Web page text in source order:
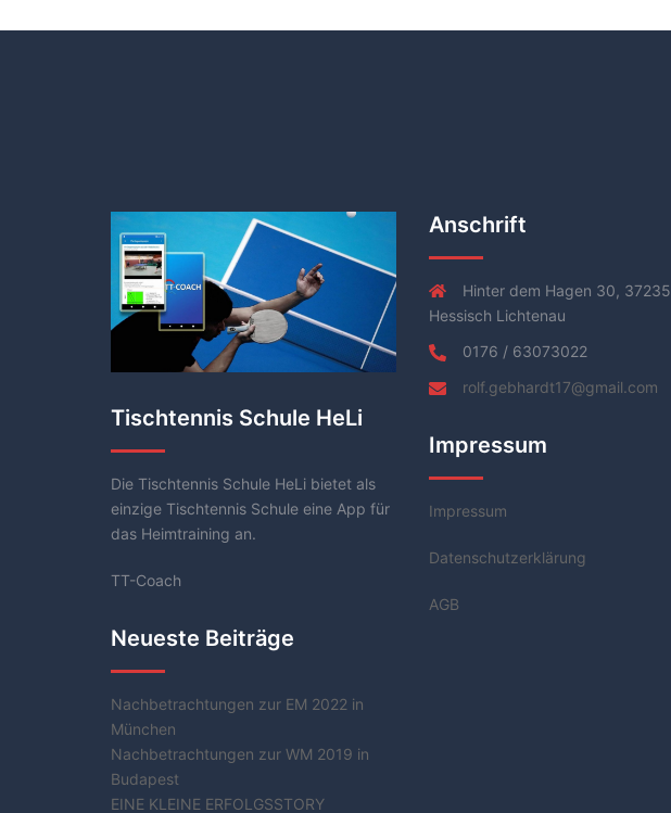
Tischtennis Schule HeLi
Die Tischtennis Schule HeLi bietet als
einzige Tischtennis Schule eine App für
das Heimtraining an.
TT-Coach
Neueste Beiträge
Nachbetrachtungen zur EM 2022 in
München
Nachbetrachtungen zur WM 2019 in
Budapest
EINE KLEINE ERFOLGSSTORY
Anschrift
Hinter dem Hagen 30, 37235
Hessisch Lichtenau
0176 / 63073022
rolf.gebhardt17@gmail.com
Impressum
Impressum
Datenschutzerklärung
AGB